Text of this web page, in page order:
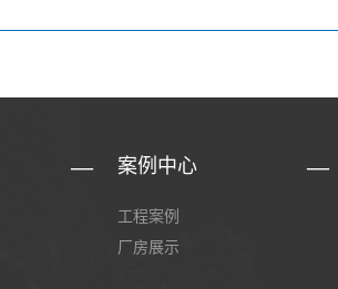
案例中心
工程案例
厂房展示